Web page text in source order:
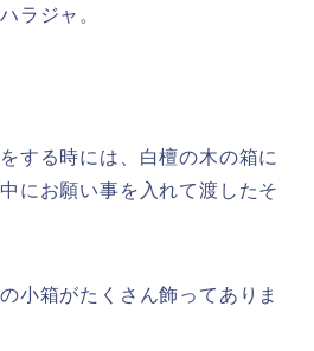
ラジャ。
する時には、白檀の木の箱に
にお願い事を入れて渡したそ
小箱がたくさん飾ってありま